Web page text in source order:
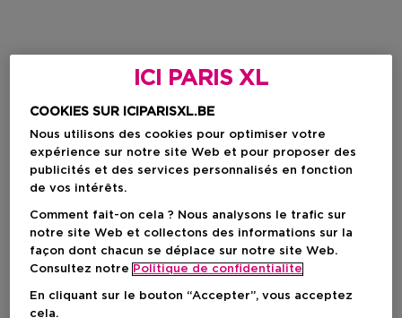
ICI PARIS XL
COOKIES SUR ICIPARISXL.BE
Nous utilisons des cookies pour optimiser votre
expérience sur notre site Web et pour proposer des
publicités et des services personnalisés en fonction
de vos intérêts.
Comment fait-on cela ? Nous analysons le trafic sur
notre site Web et collectons des informations sur la
façon dont chacun se déplace sur notre site Web.
Consultez notre Politique de confidentialite
En cliquant sur le bouton “Accepter”, vous acceptez
cela.